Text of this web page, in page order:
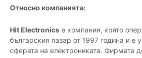
Относно компанията:
Hit Electronics е компания, която
българския пазар от 1997 година и е
сферата на електрониката. Фирмата